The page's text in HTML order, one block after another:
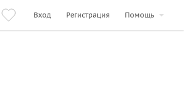
Вход Регистрация Помощь